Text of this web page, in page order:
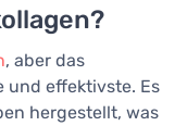
, aber das
und effektivste. Es
hergestellt, was